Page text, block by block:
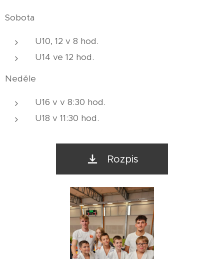
Sobota
U10, 12 v 8 hod.
U14 ve 12 hod.
Neděle
U16 v v 8:30 hod.
U18 v 11:30 hod.
Rozpis